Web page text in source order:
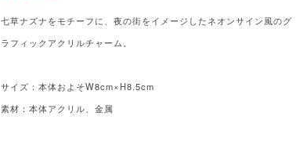
七草ナズナをモチーフに、夜の街をイメージしたネオンサイン風のグ
ラフィックアクリルチャーム。
サイズ：本体およそW8cm×H8.5cm
素材：本体アクリル、金属